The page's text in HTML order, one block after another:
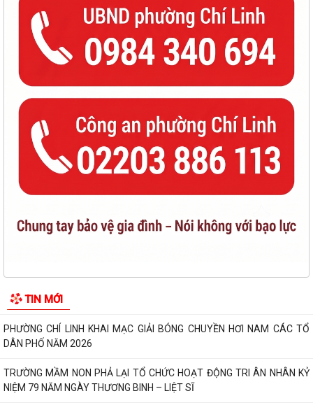
TIN MỚI
III, QUYẾT NGHỊ NHIỀU GIẢI PHÁP THÚC ĐẨY...
HỘI NGHỊ TẬP HUẨN TRIỀN KHAI THỦ TỤC HÀNH CHÍNH CỦA ĐẢNG
TRÊN MÔI TRƯỜNG ĐIỆN TỬ (GIAI ĐOẠN 2)
ĐẢNG BỘ PHƯỜNG CHÍ LINH THAM DỰ HỘI NGHỊ TOÀN QUỐC HỌC
TẬP, QUÁN TRIỆT VÀ TRIỂN KHAI THỰC HIỆN NGHỊ...
QUY ĐỊNH SỐ 207-QĐ/TW, NGÀY 26/7/2026 CỦA BCH TRUNG ƯƠNG
QUY ĐỊNH NHỮNG ĐIỀU ĐẢNG VIÊN KHÔNG ĐƯỢC...
CUỘC THI "SÁNG TÁC CA KHÚC VÀ BIỂU TRƯNG (LOGO) VỀ PHƯỜNG
MƯỜNG THANH"
NẾN TRI ÂN TẠI BA NGHĨA TRANG LIỆT SĨ NHÂN...
PHƯỜNG CHÍ LINH KHAI MẠC GIẢI BÓNG CHUYỀN HƠI NAM CÁC TỔ
DÂN PHỐ NĂM 2026
TRƯỜNG MẦM NON PHẢ LẠI TỔ CHỨC HOẠT ĐỘNG TRI ÂN NHÂN KỶ
NIỆM 79 NĂM NGÀY THƯƠNG BINH – LIỆT SĨ